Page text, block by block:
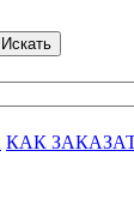
КАК